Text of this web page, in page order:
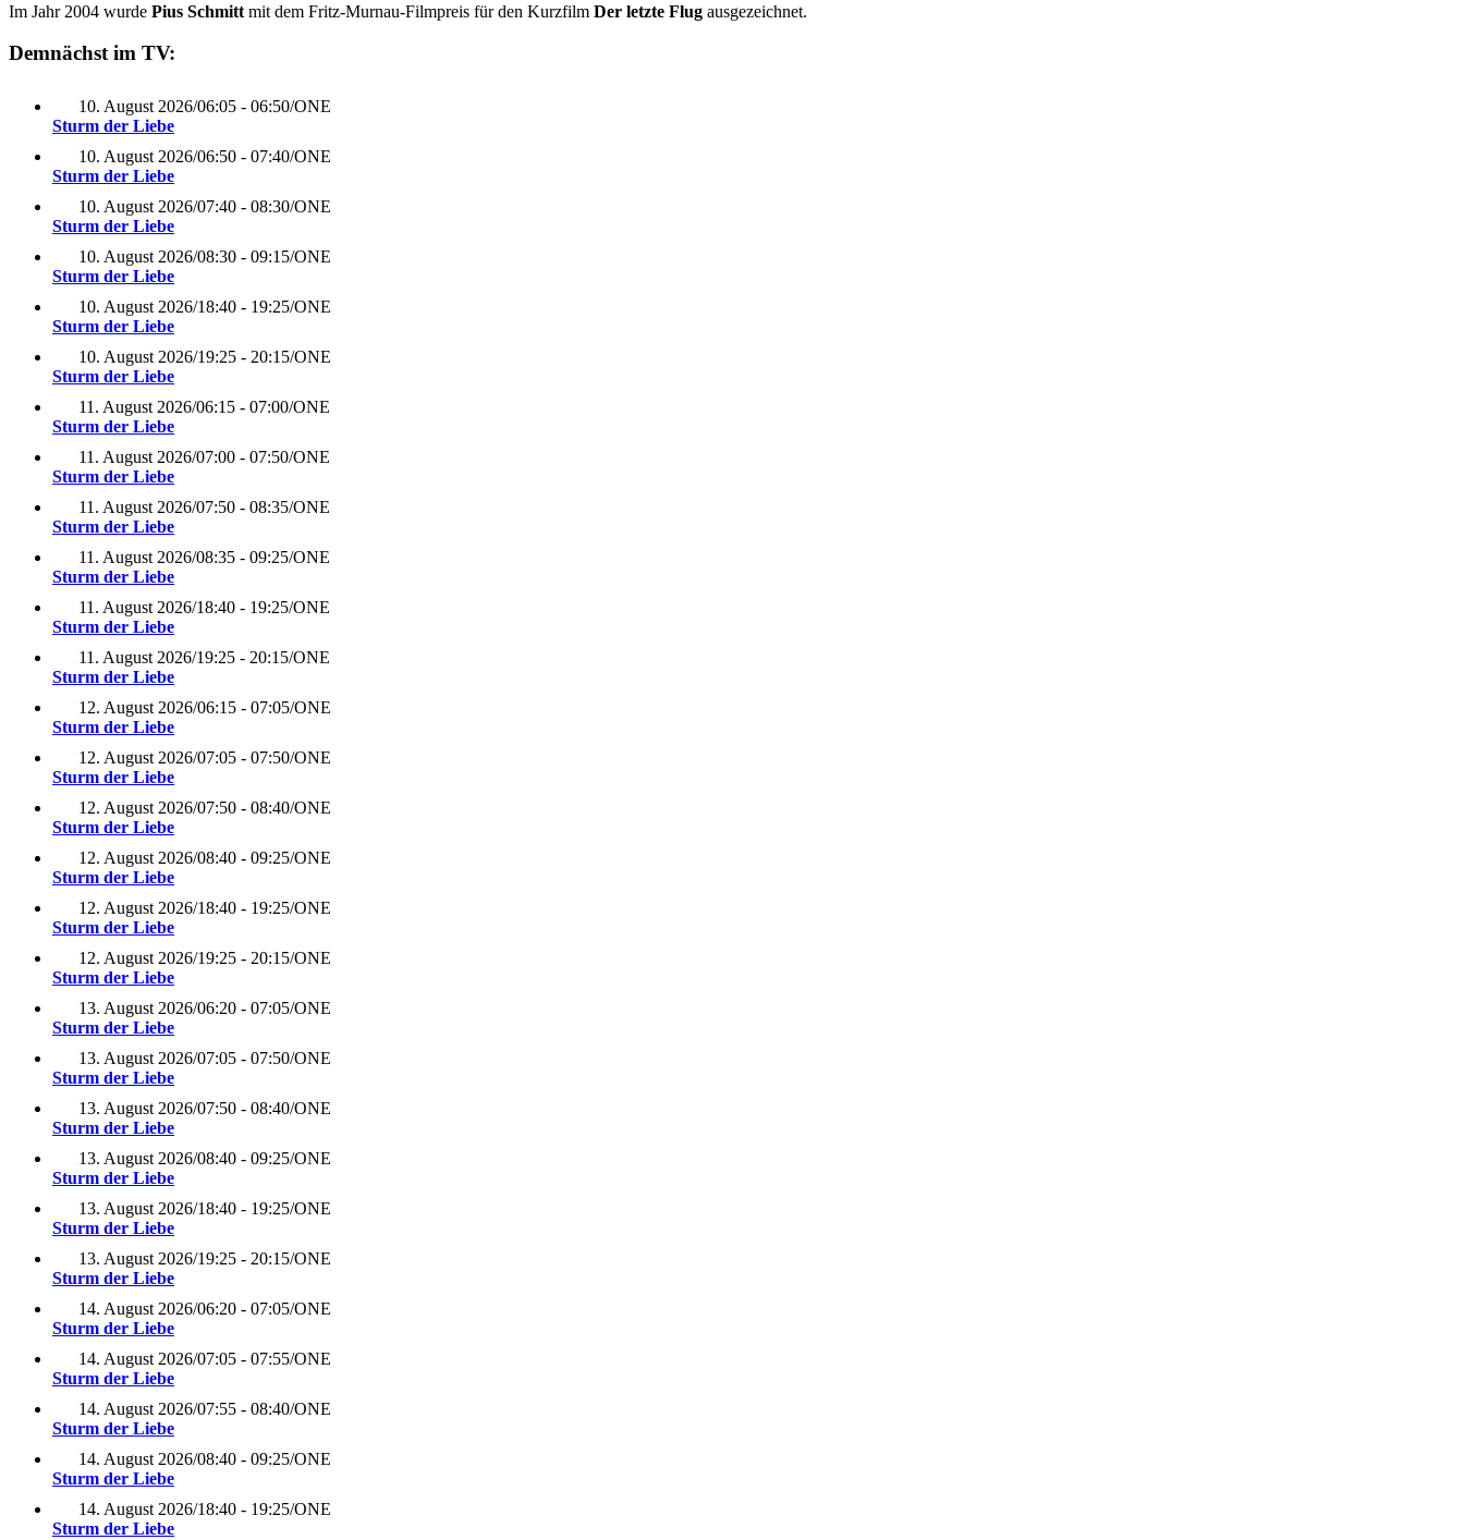
Im Jahr 2004 wurde Pius Schmitt mit dem Fritz-Murnau-Filmpreis für den Kurzfilm Der letzte Flug ausgezeichnet.
Demnächst im TV:
10. August 2026/06:05 - 06:50/ONE
Sturm der Liebe
10. August 2026/06:50 - 07:40/ONE
Sturm der Liebe
10. August 2026/07:40 - 08:30/ONE
Sturm der Liebe
10. August 2026/08:30 - 09:15/ONE
Sturm der Liebe
10. August 2026/18:40 - 19:25/ONE
Sturm der Liebe
10. August 2026/19:25 - 20:15/ONE
Sturm der Liebe
11. August 2026/06:15 - 07:00/ONE
Sturm der Liebe
11. August 2026/07:00 - 07:50/ONE
Sturm der Liebe
11. August 2026/07:50 - 08:35/ONE
Sturm der Liebe
11. August 2026/08:35 - 09:25/ONE
Sturm der Liebe
11. August 2026/18:40 - 19:25/ONE
Sturm der Liebe
11. August 2026/19:25 - 20:15/ONE
Sturm der Liebe
12. August 2026/06:15 - 07:05/ONE
Sturm der Liebe
12. August 2026/07:05 - 07:50/ONE
Sturm der Liebe
12. August 2026/07:50 - 08:40/ONE
Sturm der Liebe
12. August 2026/08:40 - 09:25/ONE
Sturm der Liebe
12. August 2026/18:40 - 19:25/ONE
Sturm der Liebe
12. August 2026/19:25 - 20:15/ONE
Sturm der Liebe
13. August 2026/06:20 - 07:05/ONE
Sturm der Liebe
13. August 2026/07:05 - 07:50/ONE
Sturm der Liebe
13. August 2026/07:50 - 08:40/ONE
Sturm der Liebe
13. August 2026/08:40 - 09:25/ONE
Sturm der Liebe
13. August 2026/18:40 - 19:25/ONE
Sturm der Liebe
13. August 2026/19:25 - 20:15/ONE
Sturm der Liebe
14. August 2026/06:20 - 07:05/ONE
Sturm der Liebe
14. August 2026/07:05 - 07:55/ONE
Sturm der Liebe
14. August 2026/07:55 - 08:40/ONE
Sturm der Liebe
14. August 2026/08:40 - 09:25/ONE
Sturm der Liebe
14. August 2026/18:40 - 19:25/ONE
Sturm der Liebe